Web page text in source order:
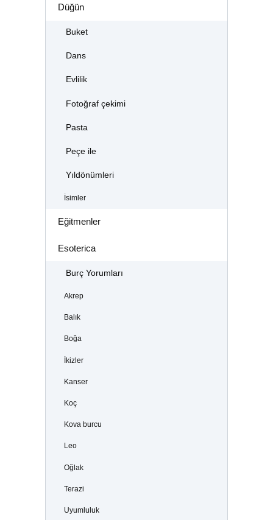
Düğün
Buket
Dans
Evlilik
Fotoğraf çekimi
Pasta
Peçe ile
Yıldönümleri
İsimler
Eğitmenler
Esoterica
Burç Yorumları
Akrep
Balık
Boğa
İkizler
Kanser
Koç
Kova burcu
Leo
Oğlak
Terazi
Uyumluluk